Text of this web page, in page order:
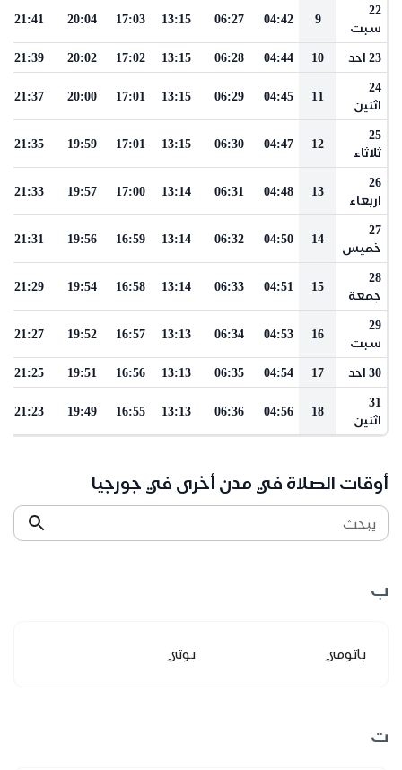
22
سبت
9
04:42
06:27
13:15
17:03
20:04
21:41
23 احد 10
04:44
06:28
13:15
17:02
20:02
21:39
24
اثنين
11
04:45
06:29
13:15
17:01
20:00
21:37
25
ثلاثاء
12
04:47
06:30
13:15
17:01
19:59
21:35
26
اربعاء
13
04:48
06:31
13:14
17:00
19:57
21:33
27
خميس
14
04:50
06:32
13:14
16:59
19:56
21:31
28
جمعة
15
04:51
06:33
13:14
16:58
19:54
21:29
29
سبت
16
04:53
06:34
13:13
16:57
19:52
21:27
30 احد 17
04:54
06:35
13:13
16:56
19:51
21:25
31
اثنين
18
04:56
06:36
13:13
16:55
19:49
21:23
أوقات الصلاة في مدن أخرى في جورجيا
يبحث
ب
باتومي بوتي
ت